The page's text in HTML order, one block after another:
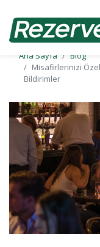
Ana Sayfa
Blog
Misafirlerinizi
Bildirimler